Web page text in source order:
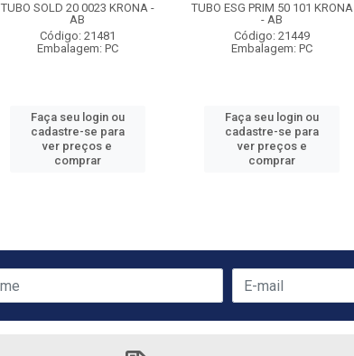
TUBO SOLD 20 0023 KRONA -
AB
Código: 21481
Embalagem: PC
Faça seu login ou
cadastre-se para
ver preços e
comprar
TUBO ESG PRIM 50 101 KRONA
- AB
Código: 21449
Embalagem: PC
Faça seu login ou
cadastre-se para
ver preços e
comprar